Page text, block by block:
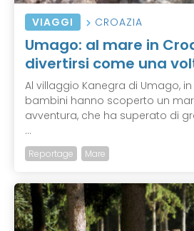
VIAGGI CROAZIA
Umago: al mare in
divertirsi come una
Al villaggio Kanegra di Umago,
bambini hanno scoperto un
avventura, che ha superato di
...
Reportage Mare